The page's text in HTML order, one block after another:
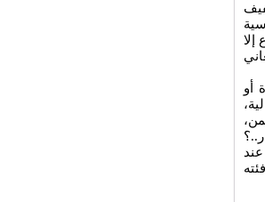
شفاه خفيف
أو
عند